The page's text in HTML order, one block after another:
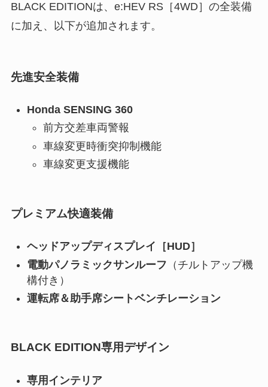
BLACK EDITIONは、e:HEV RS［4WD］の全装備
に加え、以下が追加されます。
先進安全装備
Honda SENSING 360
前方交差車両警報
車線変更時衝突抑制機能
車線変更支援機能
プレミアム快適装備
ヘッドアップディスプレイ［HUD］
電動パノラミックサンルーフ （チルトアップ機
構付き）
運転席＆助手席シートベンチレーション
BLACK EDITION専用デザイン
専用インテリア